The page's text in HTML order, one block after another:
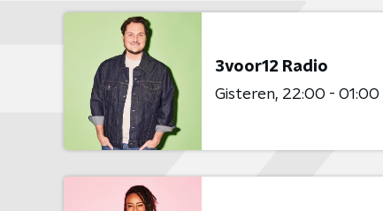
3voor12 Radio
Gisteren 22:00 - 01:00